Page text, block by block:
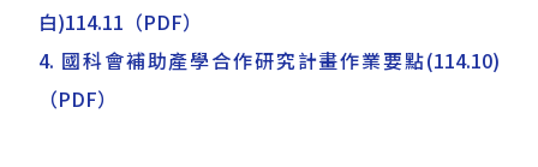
白)114.11 （PDF）
4. 國科會補助產學合作研究計畫作業要點(114.10)
（PDF）